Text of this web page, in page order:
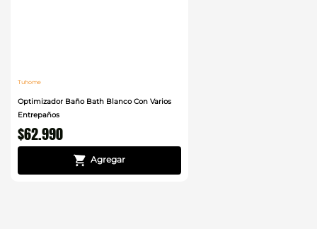
Tuhome
Optimizador Baño Bath Blanco Con Varios
Entrepaños
$62.990